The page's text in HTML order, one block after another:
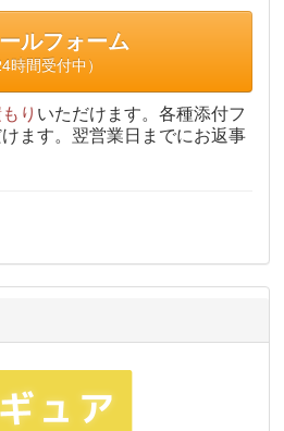
ルフォーム
時間受付中）
り いただけます。各種添付フ
ます。翌営業日までにお返事